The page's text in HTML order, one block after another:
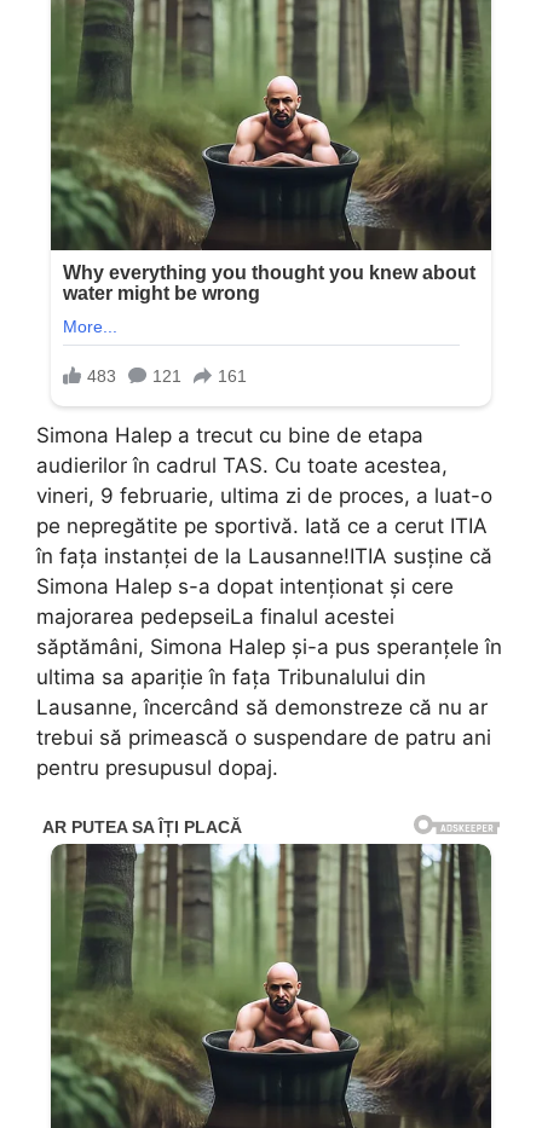
Simona Halep a trecut cu bine de etapa
audierilor în cadrul TAS. Cu toate acestea,
vineri, 9 februarie, ultima zi de proces, a luat-o
pe nepregătite pe sportivă. Iată ce a cerut ITIA
în fața instanței de la Lausanne!ITIA susține că
Simona Halep s-a dopat intenționat și cere
majorarea pedepseiLa finalul acestei
săptămâni, Simona Halep și-a pus speranțele în
ultima sa apariție în fața Tribunalului din
Lausanne, încercând să demonstreze că nu ar
trebui să primească o suspendare de patru ani
pentru presupusul dopaj.